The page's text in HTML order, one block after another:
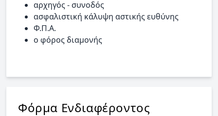
αρχηγός - συνοδός
ασφαλιστική κάλυψη αστικής ευθύνης
Φ.Π.Α.
ο φόρος διαμονής
Φόρμα Ενδιαφέροντος